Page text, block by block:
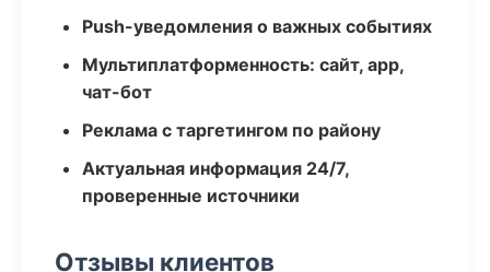
Push-уведомления о важных событиях
Мультиплатформенность: сайт, app,
чат-бот
Реклама с таргетингом по району
Актуальная информация 24/7,
проверенные источники
Отзывы клиентов